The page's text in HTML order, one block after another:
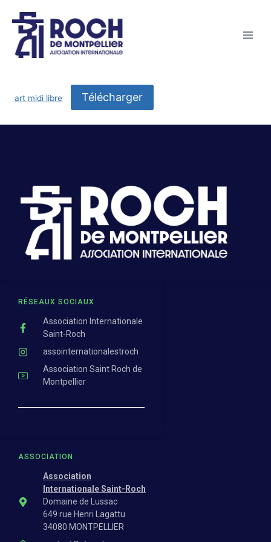
art midi libre Télécharger
ASSOCIATION
Association
Internationale Saint-Roch
Domaine de Lussac
649 rue Henri Lagattu
34080 MONTPELLIER
RÉSEAUX SOCIAUX
Association Internationale
Saint-Roch
assointernationalestroch
Association Saint Roch de
Montpellier